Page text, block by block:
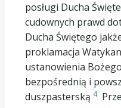
posługi Ducha
cudownych prawd
Ducha Świętego
proklamacja
ustanowienia
bezpośrednią i
duszpasterską 4